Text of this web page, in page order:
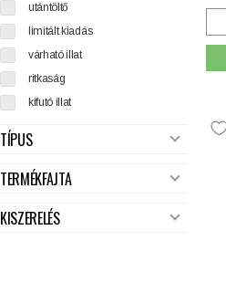
utántöltő
limitált kiadás
várható illat
ritkaság
kifutó illat
TÍPUS
TERMÉKFAJTA
KISZERELÉS